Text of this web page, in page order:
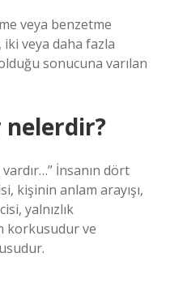
veya benzetme
veya daha fazla
sonucuna varılan
İnsanın dört
kişinin anlam arayışı,
yalnızlık
korkusudur ve